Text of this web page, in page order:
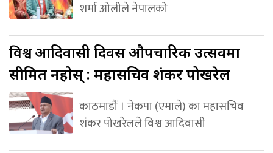
शर्मा ओलीले नेपालको
विश्वआदिवासी दिवस औपचारिक उत्सवमा
सीमित नहोस् : महासचिव शंकर पोखरेल
काठमाडौं । नेकपा (एमाले) का महासचिव
शंकर पोखरेलले विश्व आदिवासी